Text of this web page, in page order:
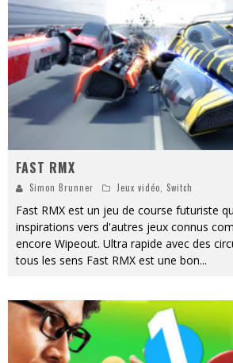
FAST RMX
Simon Brunner Jeux vidéo, Switch
Fast RMX est un jeu de course futuriste
inspirations vers d'autres jeux connus
encore Wipeout. Ultra rapide avec des
tous les sens Fast RMX est une bon...